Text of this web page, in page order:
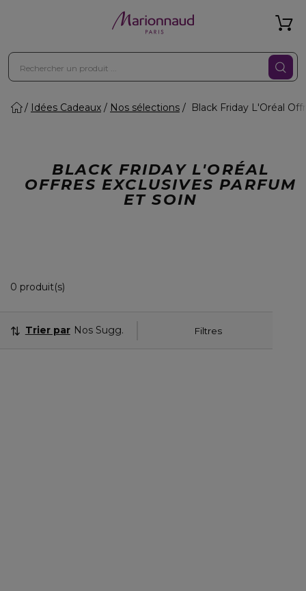
Idées Cadeaux Nos sélections Black Friday L'Oréal
BLACK FRIDAY L'ORÉAL
OFFRES EXCLUSIVES PARFUM
ET SOIN
0 produit(s)
Filtres
Trier par Nos Suggestions